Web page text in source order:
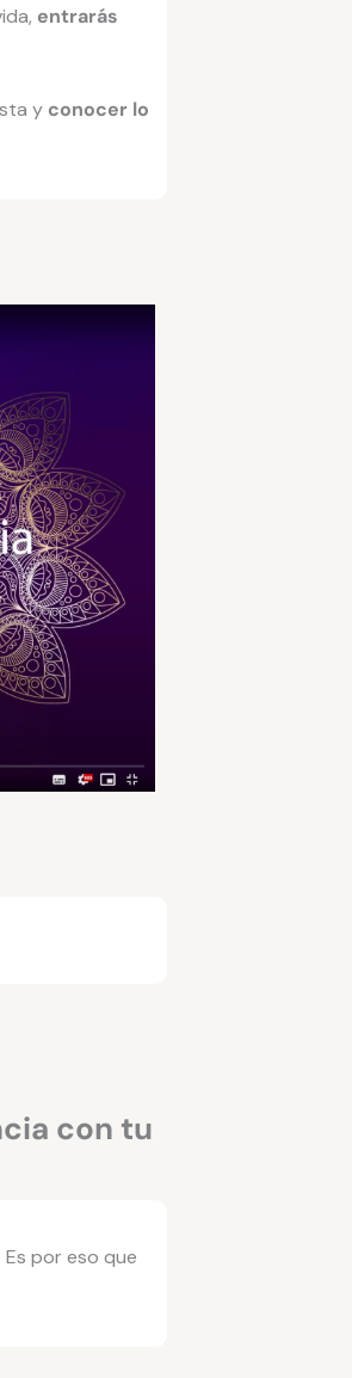
entrarás
y conocer lo
con tu
por eso que